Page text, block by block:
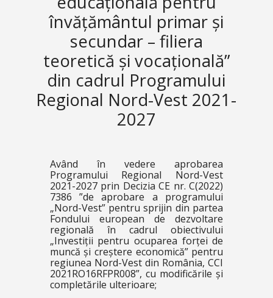
învățământul primar și
secundar – filiera
teoretică și vocațională”
din cadrul Programului
Regional Nord-Vest 2021-
2027
Având în vedere aprobarea
Programului Regional Nord-Vest
2021-2027 prin Decizia CE nr. C(2022)
7386 ”de aprobare a programului
„Nord-Vest” pentru sprijin din partea
Fondului european de dezvoltare
regională în cadrul obiectivului
„Investiții pentru ocuparea forței de
muncă și creștere economică” pentru
regiunea Nord-Vest din România, CCI
2021RO16RFPR008”, cu modificările și
completările ulterioare;